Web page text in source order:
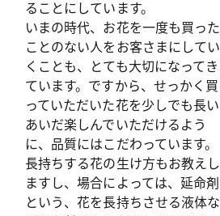
ることにしています。
いまの時代、お花を一度も買った
ことのない人をお客さまにしてい
くことも、とても大切になってき
ています。ですから、せっかく買
っていただいた花を少しでも長い
あいだ楽しんでいただけるよう
に、品質にはこだわっています。
長持ちする花の生け方もお教えし
ますし、場合によっては、延命剤
という、花を長持ちさせる液体な